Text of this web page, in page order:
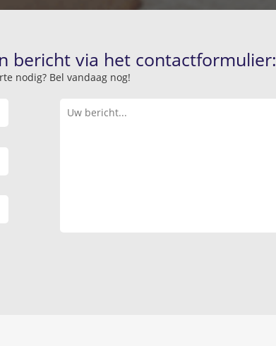
bericht via het contactformulier:
nodig? Bel vandaag nog!